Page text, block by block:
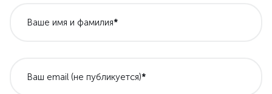
Ваше имя и фамилия*
Ваш email (не публикуется)*